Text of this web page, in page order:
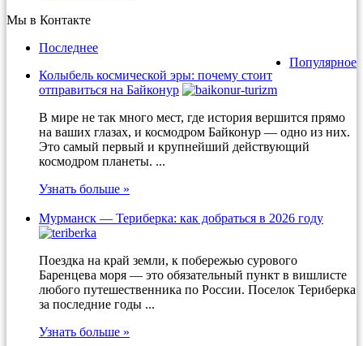
Мы в Контакте
Последнее
Популярное
Колыбель космической эры: почему стоит
отправиться на Байконур
В мире не так много мест, где история вершится прямо
на ваших глазах, и космодром Байконур — одно из них.
Это самый первый и крупнейший действующий
космодром планеты. ...
Узнать больше »
Мурманск — Териберка: как добраться в 2026 году
Поездка на край земли, к побережью сурового
Баренцева моря — это обязательный пункт в вишлисте
любого путешественника по России. Поселок Териберка
за последние годы ...
Узнать больше »